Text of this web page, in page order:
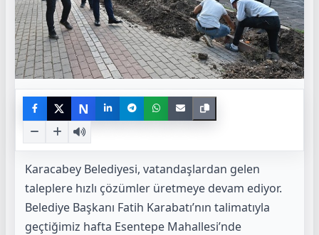
N
Karacabey Belediyesi, vatandaşlardan gelen
taleplere hızlı çözümler üretmeye devam ediyor.
Belediye Başkanı Fatih Karabatı’nın talimatıyla
geçtiğimiz hafta Esentepe Mahallesi’nde